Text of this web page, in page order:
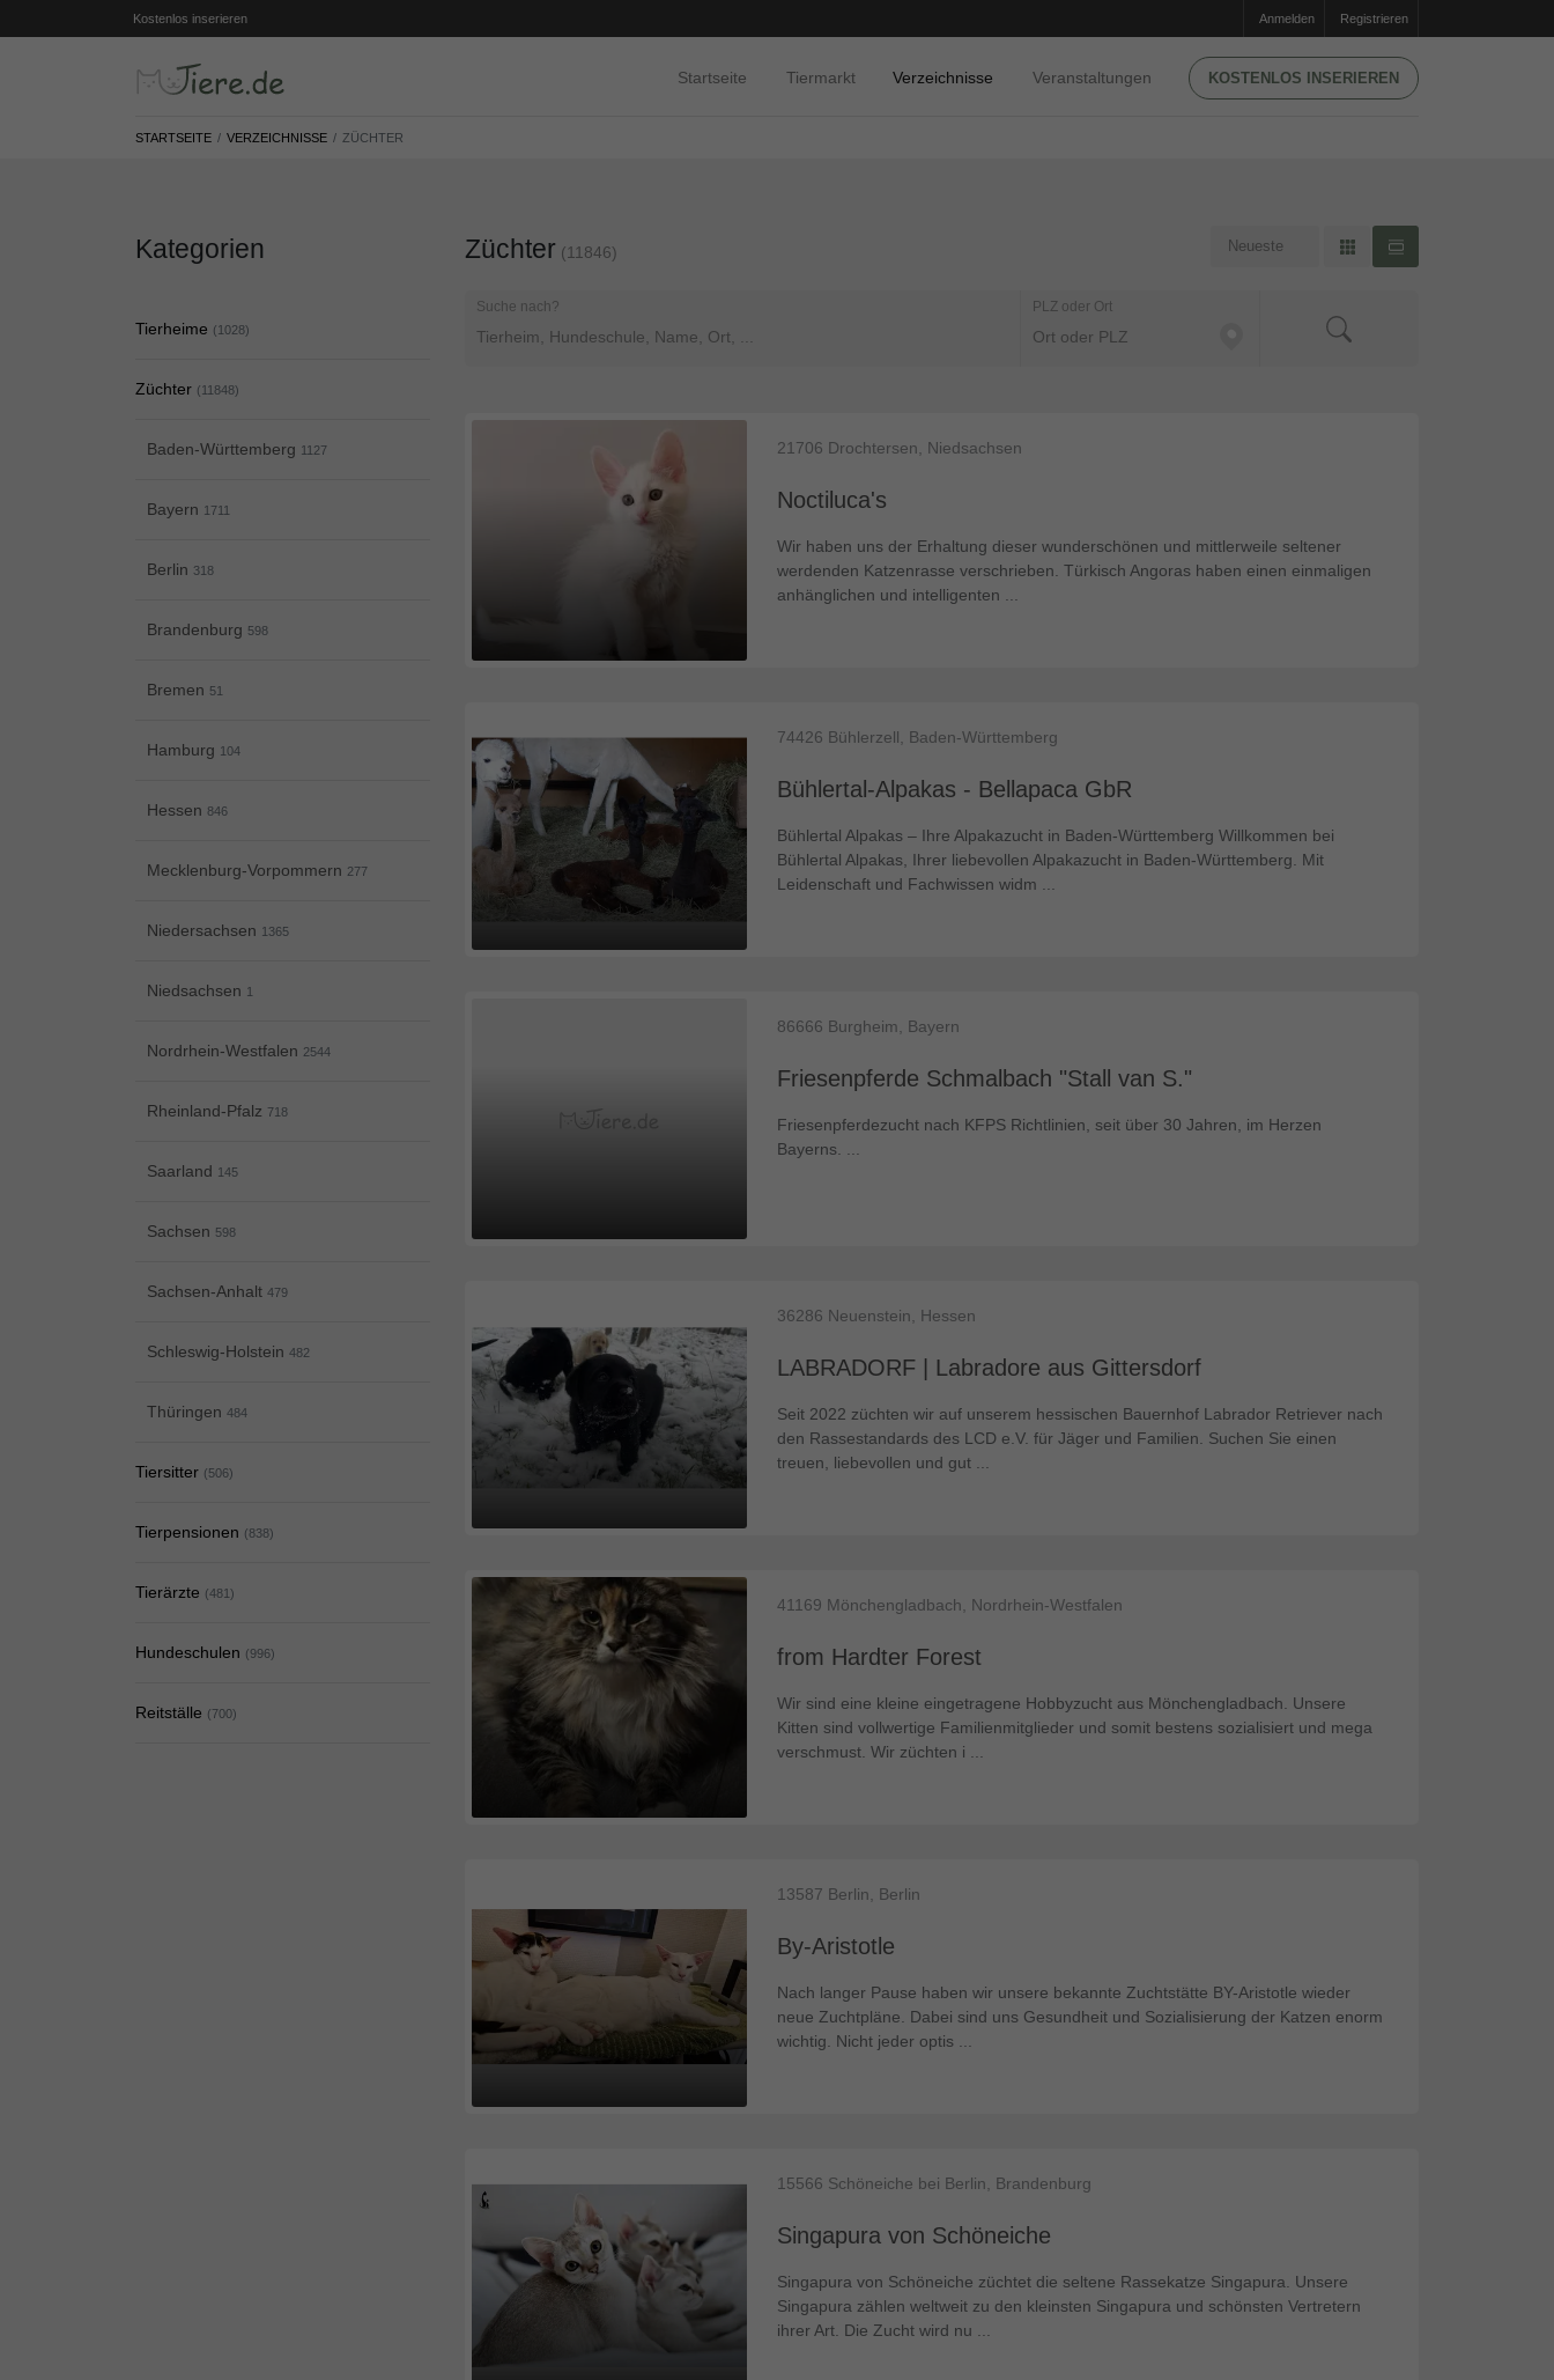
Kostenlos inserieren Anmelden Registrieren
Startseite Tiermarkt Verzeichnisse Veranstaltungen KOSTENLOS INSERIEREN
STARTSEITE VERZEICHNISSE ZÜCHTER
Kategorien
Tierheime (1028)
Züchter (11848)
Baden-Württemberg 1127
Bayern 1711
Berlin 318
Brandenburg 598
Bremen 51
Hamburg 104
Hessen 846
Mecklenburg-Vorpommern 277
Niedersachsen 1365
Niedsachsen 1
Nordrhein-Westfalen 2544
Rheinland-Pfalz 718
Saarland 145
Sachsen 598
Sachsen-Anhalt 479
Schleswig-Holstein 482
Thüringen 484
Tiersitter (506)
Tierpensionen (838)
Tierärzte (481)
Hundeschulen (996)
Reitställe (700)
Züchter (11846)
Suche nach? PLZ oder Ort
Noctiluca's
21706 Drochtersen, Niedsachsen
Wir haben uns der Erhaltung dieser wunderschönen und mittlerweile seltener
werdenden Katzenrasse verschrieben. Türkisch Angoras haben einen einmaligen
anhänglichen und intelligenten ...
Bühlertal-Alpakas - Bellapaca GbR
74426 Bühlerzell, Baden-Württemberg
Bühlertal Alpakas – Ihre Alpakazucht in Baden-Württemberg Willkommen bei
Bühlertal Alpakas, Ihrer liebevollen Alpakazucht in Baden-Württemberg. Mit
Leidenschaft und Fachwissen widm ...
Friesenpferde Schmalbach "Stall van S."
86666 Burgheim, Bayern
Friesenpferdezucht nach KFPS Richtlinien, seit über 30 Jahren, im Herzen
Bayerns. ...
LABRADORF | Labradore aus Gittersdorf
36286 Neuenstein, Hessen
Seit 2022 züchten wir auf unserem hessischen Bauernhof Labrador Retriever nach
den Rassestandards des LCD e.V. für Jäger und Familien. Suchen Sie einen
treuen, liebevollen und gut ...
from Hardter Forest
41169 Mönchengladbach, Nordrhein-Westfalen
Wir sind eine kleine eingetragene Hobbyzucht aus Mönchengladbach. Unsere
Kitten sind vollwertige Familienmitglieder und somit bestens sozialisiert und mega
verschmust. Wir züchten i ...
By-Aristotle
13587 Berlin, Berlin
Nach langer Pause haben wir unsere bekannte Zuchtstätte BY-Aristotle wieder
neue Zuchtpläne. Dabei sind uns Gesundheit und Sozialisierung der Katzen enorm
wichtig. Nicht jeder optis ...
Singapura von Schöneiche
15566 Schöneiche bei Berlin, Brandenburg
Singapura von Schöneiche züchtet die seltene Rassekatze Singapura. Unsere
Singapura zählen weltweit zu den kleinsten Singapura und schönsten Vertretern
ihrer Art. Die Zucht wird nu ...